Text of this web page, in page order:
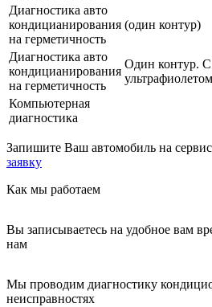
Диагностика авто
кондицианирования
на герметичность
(один контур)
Диагностика авто
кондицианирования
на герметичность
Один контур. С
ультрафиолетом
Компьютерная
диагностика
Запишите Ваш автомобиль на
заявку
Как мы работаем
Вы записываетесь на удобное вам
нам
Мы проводим диагностику
неисправностях